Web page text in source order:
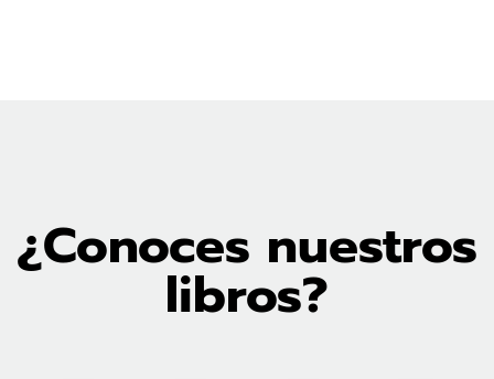
¿Conoces nuestros
libros?